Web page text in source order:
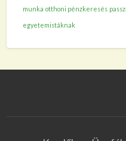
munka otthoni pénzkeresés
egyetemistáknak